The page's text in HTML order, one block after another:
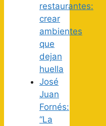
restaurantes:
crear
ambientes
que
dejan
huella
José
Juan
Fornés:
“La